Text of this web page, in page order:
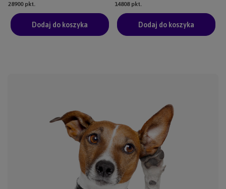
28900pkt.
Dodaj do koszyka
14808pkt.
Dodaj do koszyka